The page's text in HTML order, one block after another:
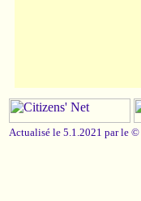
Actualisé le 5.1.2021 par le ©